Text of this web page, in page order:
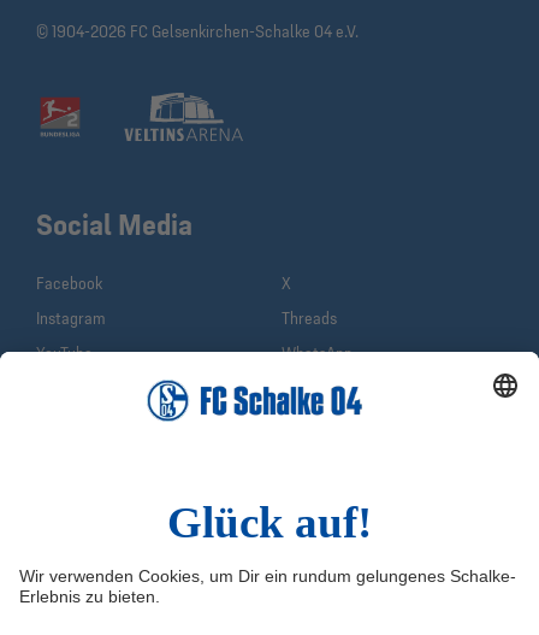
© 1904-2026 FC Gelsenkirchen-Schalke 04 e.V.
Service & Kontakt
Tickets
Social Media
Facebook
X
Instagram
Threads
YouTube
WhatsApp
Sina Weibo